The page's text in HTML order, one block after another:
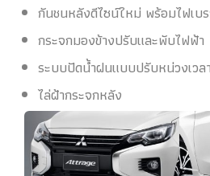
กันชนหลังดีไซน์ใหม่ พร้อมไฟเบ
กระจกมองข้างปรับและพับไฟฟ้า
ระบบปัดน้ำฝนแบบปรับหน่วงเวลา
ไล่ฝ้ากระจกหลัง